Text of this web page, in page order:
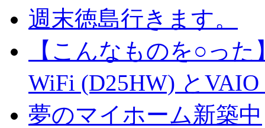
週末徳島行きます。
【こんなものを○っ
WiFi (D25HW) とVAIO
夢のマイホーム新築中